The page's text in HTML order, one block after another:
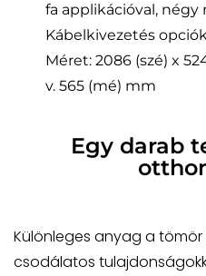
fa applikációval, négy
Kábelkivezetés
Méret: 2086 (szé) x
v. 565 (mé) mm
Egy darab
Különleges anyag a
csodálatos